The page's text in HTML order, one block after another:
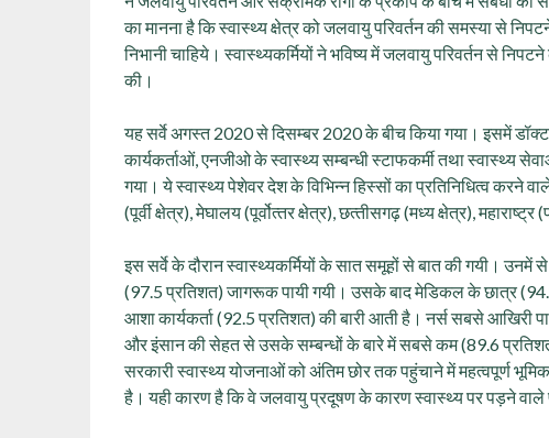
का मानना है कि स्‍वास्‍थ्‍य क्षेत्र को जलवायु परिवर्तन की समस्‍या से
निभानी चाहिये। स्‍वास्‍थ्‍यकर्मियों ने भविष्‍य में जलवायु परिवर्तन से
की।
यह सर्वे अगस्‍त 2020 से दिसम्‍बर 2020 के बीच किया गया। इसमें
कार्यकर्ताओं, एनजीओ के स्‍वास्‍थ्‍य सम्‍बन्‍धी स्‍टाफकर्मी तथा स्‍वास्‍थ्‍य
गया। ये स्‍वास्‍थ्‍य पेशेवर देश के विभिन्‍न हिस्‍सों का प्रतिनिधित्‍व करने
(पूर्वी क्षेत्र), मेघालय (पूर्वोत्‍तर क्षेत्र), छत्‍तीसगढ़ (मध्‍य क्षेत्र),
इस सर्वे के दौरान स्‍वास्‍थ्‍यकर्मियों के सात समूहों से बात की गयी। उनमें
(97.5 प्रतिशत) जागरूक पायी गयी। उसके बाद मेडिकल के छात्र
आशा कार्यकर्ता (92.5 प्रतिशत) की बारी आती है। नर्स सबसे आखिरी
और इंसान की सेहत से उसके सम्‍बन्‍धों के बारे में सबसे कम (89.6 प्रतिशत)
सरकारी स्‍वास्‍थ्‍य योजनाओं को अंतिम छोर तक पहुंचाने में महत्‍वपूर्ण
है। यही कारण है कि वे जलवायु प्रदूषण के कारण स्‍वास्‍थ्‍य पर पड़ने वाले